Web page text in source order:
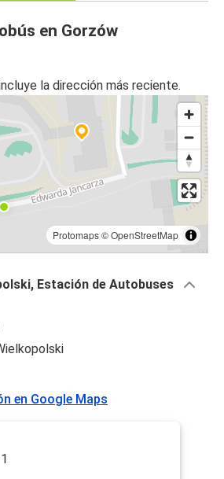
en Gorzów
la dirección más reciente.
Protomaps©OpenStreetMap
Estación de Autobuses
en Google Maps